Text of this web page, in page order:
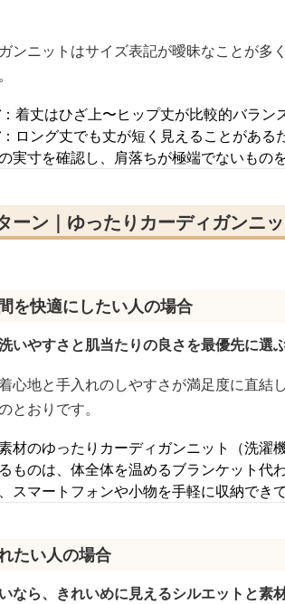
ンニットはサイズ表記が曖昧なことが多
：着丈はひざ上〜ヒップ丈が比較的バラン
：ロング丈でも丈が短く見えることがある
実寸を確認し、肩落ちが極端でないもの
ーン｜ゆったりカーディガンニ
を快適にしたい人の場合
いやすさと肌当たりの良さを最優先に選
心地と手入れのしやすさが満足度に直結し
とおりです。
材のゆったりカーディガンニット（洗濯
ものは、体全体を温めるブランケット代
スマートフォンや小物を手軽に収納でき
たい人の場合
なら、きれいめに見えるシルエットと素